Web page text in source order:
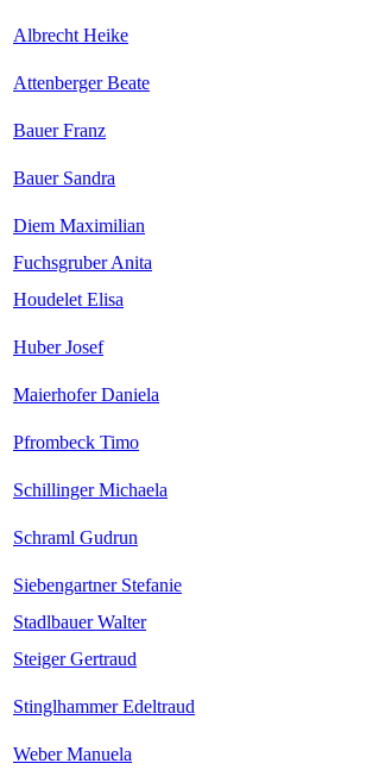
Albrecht Heike
Attenberger Beate
Bauer Franz
Bauer Sandra
Diem Maximilian
Fuchsgruber Anita
Houdelet Elisa
Huber Josef
Maierhofer Daniela
Pfrombeck Timo
Schillinger Michaela
Schraml Gudrun
Siebengartner Stefanie
Stadlbauer Walter
Steiger Gertraud
Stinglhammer Edeltraud
Weber Manuela